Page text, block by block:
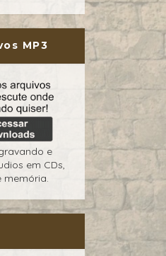
MP3
e
em CDs,
memória.